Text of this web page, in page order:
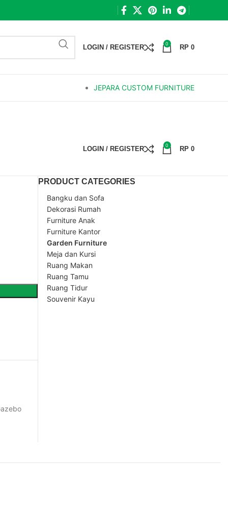
LOGIN / REGISTER 0 RP 0
JEPARA CUSTOM FURNITURE
LOGIN / REGISTER 0 RP 0
PRODUCT CATEGORIES
Bangku dan Sofa
Dekorasi Rumah
Furniture Anak
Furniture Kantor
Garden Furniture
Meja dan Kursi
Ruang Makan
Ruang Tamu
Ruang Tidur
Souvenir Kayu